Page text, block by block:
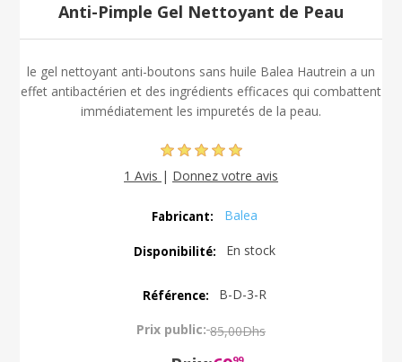
Anti-Pimple Gel Nettoyant de Peau
le gel nettoyant anti-boutons sans huile Balea Hautrein a un
effet antibactérien et des ingrédients efficaces qui combattent
immédiatement les impuretés de la peau.
1 Avis | Donnez votre avis
Fabricant: Balea
Disponibilité: En stock
Référence: B-D-3-R
Prix public: 85,00Dhs